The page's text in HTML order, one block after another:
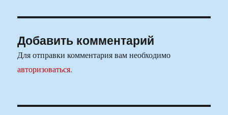
Добавить комментарий
Для отправки комментария вам необходимо
авторизоваться.